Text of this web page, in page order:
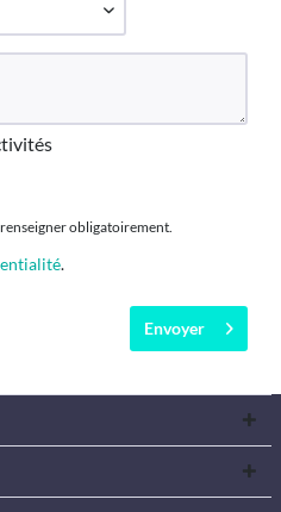
renseigner obligatoirement.
.
Envoyer